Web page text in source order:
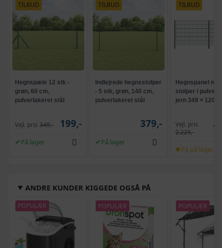
TILBUD
Hegnspæle 12 stk -
grøn, 60 cm,
pulverlakeret stål
Vejl. pris 349,- 199,-
På lager
TILBUD
Indlejrede hegnsstolper
- 5 stk, grøn, 140 cm,
pulverlakeret stål
379,-
På lager
TILBUD
Hegnspanel
stolper i
jern 349 × 120
Vejl. pris
2.229,-
Få på lager
ANDRE KUNDER KIGGEDE OGSÅ PÅ
POPULÆR POPULÆR POPULÆR